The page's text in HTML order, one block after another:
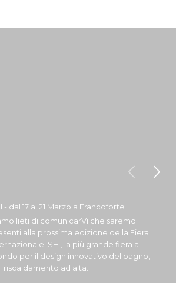
- dal 17 al 21 Marzo a Francoforte
lieti di comunicarVi che saremo
alla prossima edizione della Fiera
ISH , la più grande fiera al
per il design innovativo del bagno,
riscaldamento ad alta...